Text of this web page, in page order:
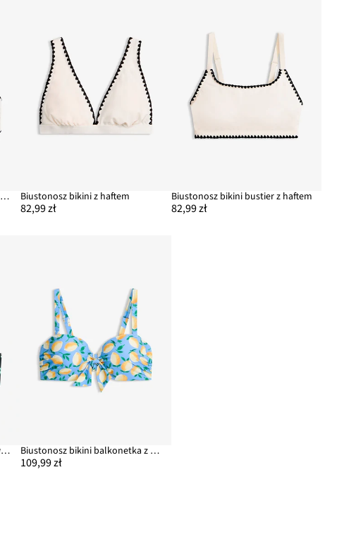
Biustonosz bikini bandeau z haftem Biustonosz bikini z haftem
82,99 zł
Biustonosz bikini bustier z haftem
82,99 zł
Biustonosz bikini minimizer z wyściełanymi ramiączkami Biustonosz bikini balkonetka z odpinanymi ramiączkami
109,99 zł